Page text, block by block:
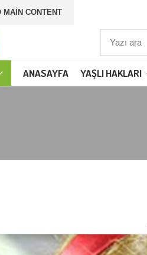
MAIN CONTENT
ANASAYFA YAŞLI HAKLARI